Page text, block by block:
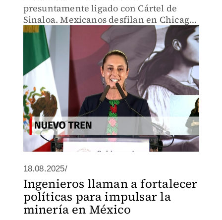
presuntamente ligado con Cártel de
Sinaloa. Mexicanos desfilan en Chicago
pese a advertencias de Trump sobre
deportaciones. Así es como Trump
utiliza al gobierno para ejecutar su
agenda.
18.08.2025/
Ingenieros llaman a fortalecer
políticas para impulsar la
minería en México